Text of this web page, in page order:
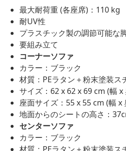
最大耐荷重 (各座席)：110 kg
耐UV性
プラスチック製の調節可能な
要組み立て
コーナーソファ
カラー：ブラック
材質：PEラタン＋粉末塗装ス
サイズ：62 x 62 x 69 cm (幅 x
座面サイズ：55 x 55 cm (幅 x
地面からのシートの高さ：
センターソファ
カラー：ブラック